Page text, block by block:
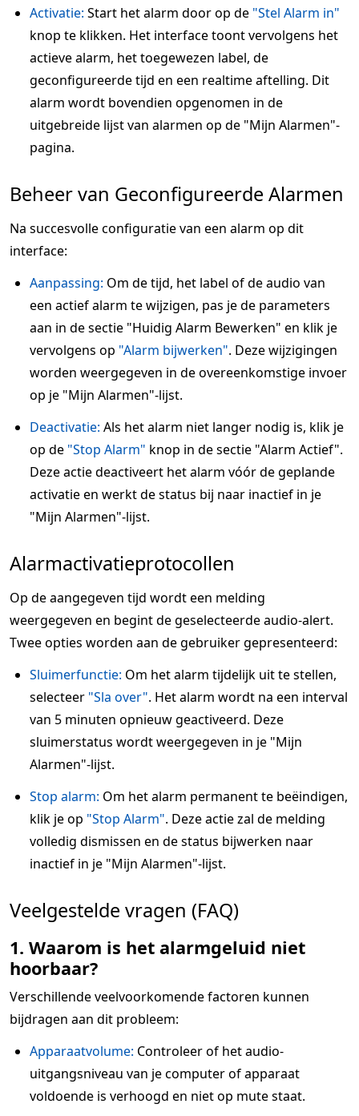
Activatie: Start het alarm door op de "Stel Alarm in"
knop te klikken. Het interface toont vervolgens het
actieve alarm, het toegewezen label, de
geconfigureerde tijd en een realtime aftelling. Dit
alarm wordt bovendien opgenomen in de
uitgebreide lijst van alarmen op de "Mijn Alarmen"-
pagina.
Beheer van Geconfigureerde Alarmen
Na succesvolle configuratie van een alarm op dit
interface:
Aanpassing: Om de tijd, het label of de audio van
een actief alarm te wijzigen, pas je de parameters
aan in de sectie "Huidig Alarm Bewerken" en klik je
vervolgens op "Alarm bijwerken". Deze wijzigingen
worden weergegeven in de overeenkomstige invoer
op je "Mijn Alarmen"-lijst.
Deactivatie: Als het alarm niet langer nodig is, klik je
op de "Stop Alarm" knop in de sectie "Alarm Actief".
Deze actie deactiveert het alarm vóór de geplande
activatie en werkt de status bij naar inactief in je
"Mijn Alarmen"-lijst.
Alarmactivatieprotocollen
Op de aangegeven tijd wordt een melding
weergegeven en begint de geselecteerde audio-alert.
Twee opties worden aan de gebruiker gepresenteerd:
Sluimerfunctie: Om het alarm tijdelijk uit te stellen,
selecteer "Sla over". Het alarm wordt na een interval
van 5 minuten opnieuw geactiveerd. Deze
sluimerstatus wordt weergegeven in je "Mijn
Alarmen"-lijst.
Stop alarm: Om het alarm permanent te beëindigen,
klik je op "Stop Alarm". Deze actie zal de melding
volledig dismissen en de status bijwerken naar
inactief in je "Mijn Alarmen"-lijst.
Veelgestelde vragen (FAQ)
1. Waarom is het alarmgeluid niet
hoorbaar?
Verschillende veelvoorkomende factoren kunnen
bijdragen aan dit probleem:
Apparaatvolume: Controleer of het audio-
uitgangsniveau van je computer of apparaat
voldoende is verhoogd en niet op mute staat.